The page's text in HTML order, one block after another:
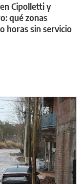
Cipolletti y
qué zonas
horas sin servicio